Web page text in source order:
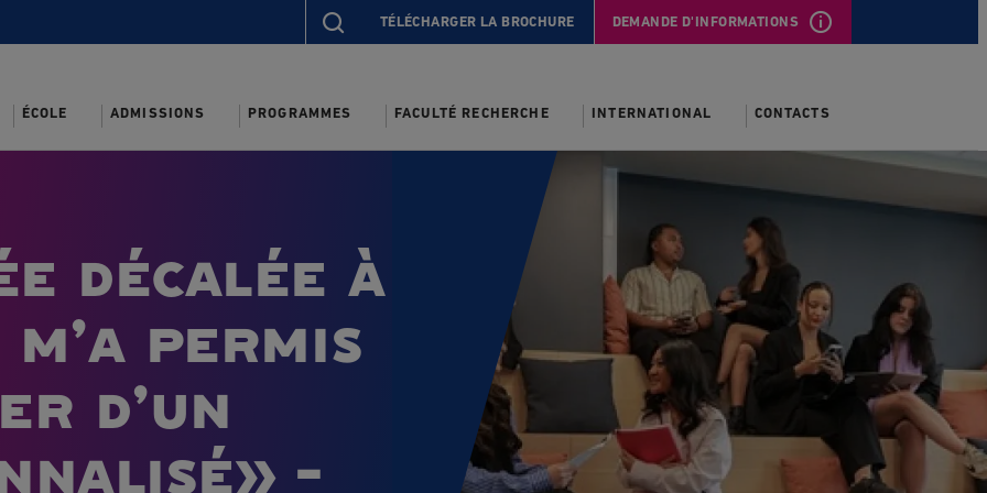
TÉLÉCHARGER LA BROCHURE DEMANDE D'INFORMATIONS
ÉCOLE ADMISSIONS PROGRAMMES FACULTÉ RECHERCHE INTERNATIONAL CONTACTS
décalée à
permis
d’un
-